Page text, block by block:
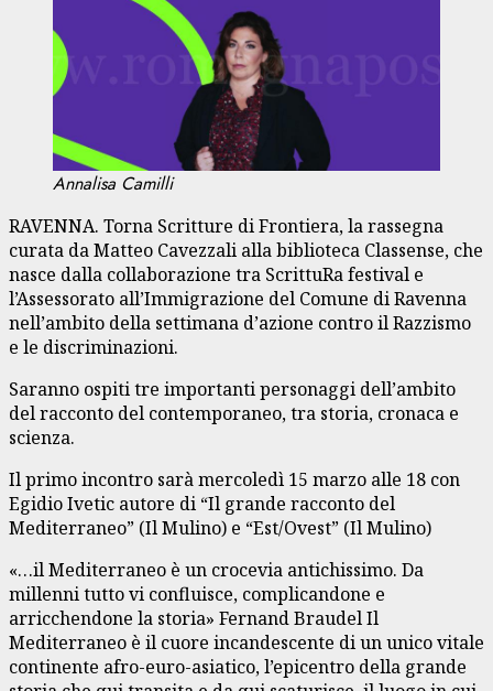
Annalisa Camilli
RAVENNA. Torna Scritture di Frontiera, la rassegna
curata da Matteo Cavezzali alla biblioteca Classense, che
nasce dalla collaborazione tra ScrittuRa festival e
l’Assessorato all’Immigrazione del Comune di Ravenna
nell’ambito della settimana d’azione contro il Razzismo
e le discriminazioni.
Saranno ospiti tre importanti personaggi dell’ambito
del racconto del contemporaneo, tra storia, cronaca e
scienza.
Il primo incontro sarà mercoledì 15 marzo alle 18 con
Egidio Ivetic autore di “Il grande racconto del
Mediterraneo” (Il Mulino) e “Est/Ovest” (Il Mulino)
«…il Mediterraneo è un crocevia antichissimo. Da
millenni tutto vi confluisce, complicandone e
arricchendone la storia» Fernand Braudel Il
Mediterraneo è il cuore incandescente di un unico vitale
continente afro-euro-asiatico, l’epicentro della grande